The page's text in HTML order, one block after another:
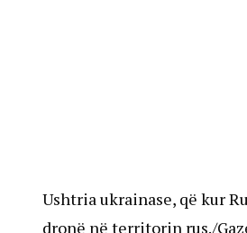
Ushtria ukrainase, që kur
dronë në territorin rus./